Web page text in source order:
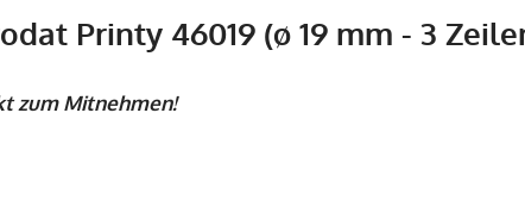
Printy 46019 (ø 19 mm - 3
zum Mitnehmen!